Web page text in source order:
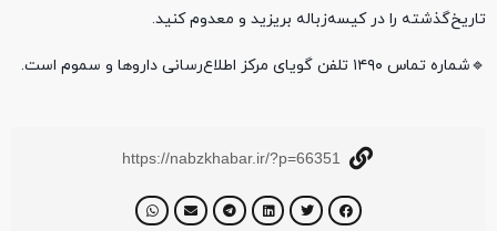
تاریخ‌گذشته را در کیسه‌زباله بریزید و معدوم کنید.
🔹شماره تماس ۱۴۹۰ تلفن گویای مرکز اطلاع‌رسانی داروها و سموم است.
https://nabzkhabar.ir/?p=66351